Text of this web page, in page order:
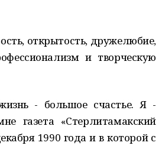
открытость, дружелюбие,
и творческую
- большое счастье. Я -
газета «Стерлитамакский
1990 года и в которой с